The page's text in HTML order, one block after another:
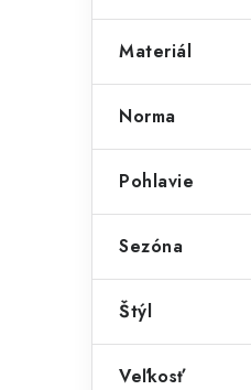
Materiál
Norma
Pohlavie
Sezóna
Štýl
Veľkosť